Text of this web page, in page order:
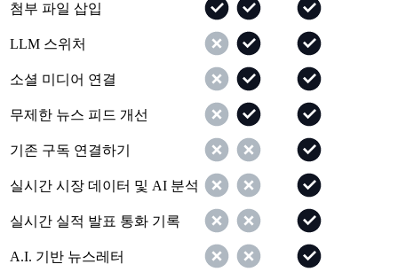
첨부 파일 삽입
LLM 스위처
소셜 미디어 연결
무제한 뉴스 피드 개선
기존 구독 연결하기
실시간 시장 데이터 및 AI 분석
실시간 실적 발표 통화 기록
A.I. 기반 뉴스레터